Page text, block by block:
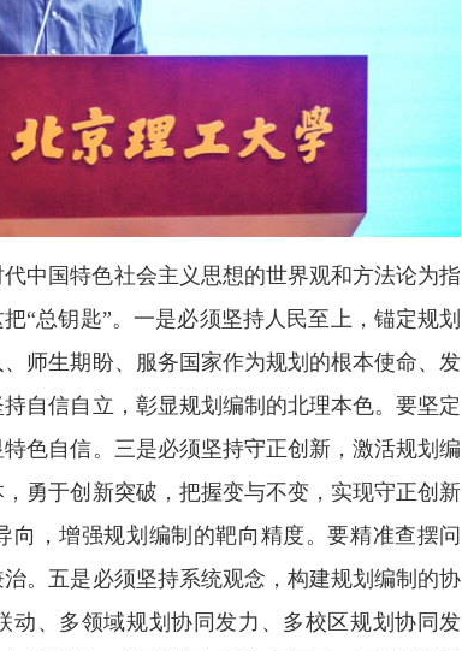
中国特色社会主义思想的世界观和方法论为指
“总钥匙”。一是必须坚持人民至上，锚定规划
师生期盼、服务国家作为规划的根本使命、发
自信自立，彰显规划编制的北理本色。要坚定
色自信。三是必须坚持守正创新，激活规划编
勇于创新突破，把握变与不变，实现守正创新
向，增强规划编制的靶向精度。要精准查摆问
。五是必须坚持系统观念，构建规划编制的协
动、多领域规划协同发力、多校区规划协同发